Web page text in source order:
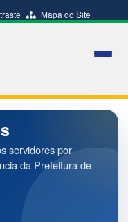
Mapa do Site
servidores por
da Prefeitura de